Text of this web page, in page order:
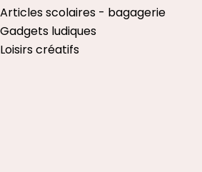
Articles scolaires - bagagerie
Gadgets ludiques
Loisirs créatifs